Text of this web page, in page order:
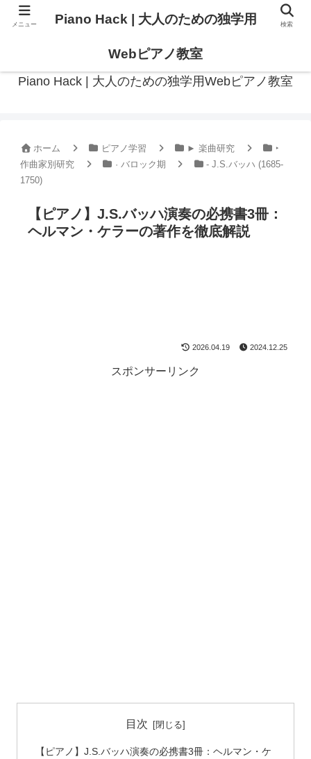
Piano Hack | 大人のための独学用Webピアノ教室
ホーム ピアノ学習 ► 楽曲研究
‣
作曲家別研究
· バロック期
- J.S.バッハ (1685-
1750)
【ピアノ】J.S.バッハ演奏の必携書3冊：
ヘルマン・ケラーの著作を徹底解説
2026.04.19 2024.12.25
スポンサーリンク
目次
【ピアノ】J.S.バッハ演奏の必携書3冊：ヘルマン・ケ
メニュー Piano Hack | 大人のための独学用
Webピアノ教室
検索